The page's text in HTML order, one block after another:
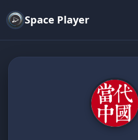
Space Player